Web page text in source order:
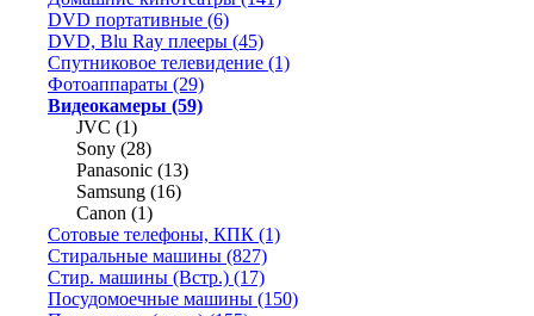
DVD портативные (6)
DVD, Blu Ray плееры (45)
Спутниковое телевидение (1)
Фотоаппараты (29)
Видеокамеры (59)
JVC (1)
Sony (28)
Panasonic (13)
Samsung (16)
Canon (1)
Сотовые телефоны, КПК (1)
Стиральные машины (827)
Стир. машины (Встр.) (17)
Посудомоечные машины (150)